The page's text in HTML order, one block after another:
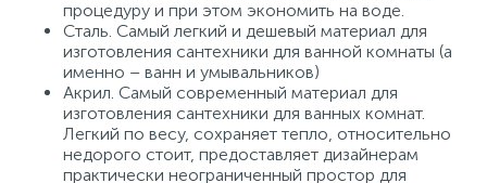
процедуру и при этом экономить на воде.
Сталь. Самый легкий и дешевый материал для
изготовления сантехники для ванной комнаты (а
именно – ванн и умывальников)
Акрил. Самый современный материал для
изготовления сантехники для ванных комнат.
Легкий по весу, сохраняет тепло, относительно
недорого стоит, предоставляет дизайнерам
практически неограниченный простор для